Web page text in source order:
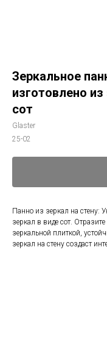
Зеркальное
изготовлено
сот
Glaster
25-02
Панно из зеркал на стену:
зеркал в виде сот.
зеркальной плиткой,
зеркал на стену создаст